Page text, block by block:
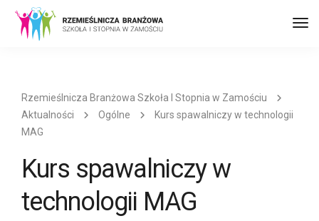
Rzemieślnicza Branżowa Szkoła I Stopnia w Zamościu
Aktualności
Ogólne
Kurs spawalniczy w technologii
MAG
Kurs spawalniczy w
technologii MAG